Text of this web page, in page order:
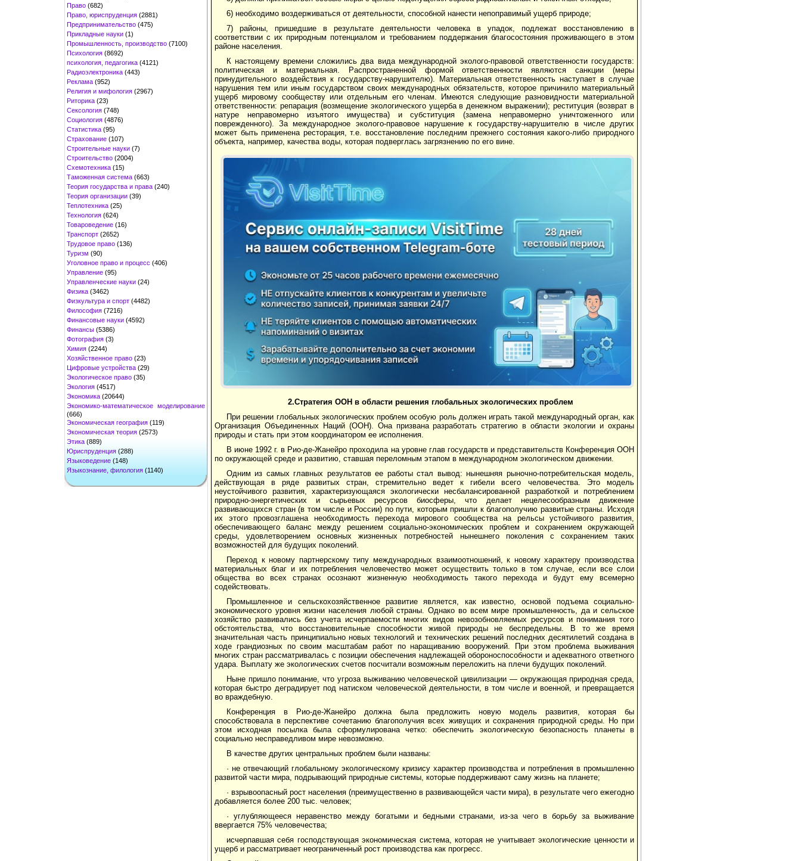
Право (682)
Право, юриспруденция (2881)
Предпринимательство (475)
Прикладные науки (1)
Промышленность, производство (7100)
Психология (8692)
психология, педагогика (4121)
Радиоэлектроника (443)
Реклама (952)
Религия и мифология (2967)
Риторика (23)
Сексология (748)
Социология (4876)
Статистика (95)
Страхование (107)
Строительные науки (7)
Строительство (2004)
Схемотехника (15)
Таможенная система (663)
Теория государства и права (240)
Теория организации (39)
Теплотехника (25)
Технология (624)
Товароведение (16)
Транспорт (2652)
Трудовое право (136)
Туризм (90)
Уголовное право и процесс (406)
Управление (95)
Управленческие науки (24)
Физика (3462)
Физкультура и спорт (4482)
Философия (7216)
Финансовые науки (4592)
Финансы (5386)
Фотография (3)
Химия (2244)
Хозяйственное право (23)
Цифровые устройства (29)
Экологическое право (35)
Экология (4517)
Экономика (20644)
Экономико-математическое моделирование
(666)
Экономическая география (119)
Экономическая теория (2573)
Этика (889)
Юриспруденция (288)
Языковедение (148)
Языкознание, филология (1140)
6) необходимо воздерживаться от деятельности, способной нанести непоправимый ущерб природе;
7) районы, пришедшие в результате деятельности человека в упадок, подлежат восстановлению в
соответствии с их природным потенциалом и требованием поддержания благосостояния проживающего в этом
районе населения.
К настоящему времени сложились два вида международной эколого-правовой ответственности государств:
политическая и материальная. Распространенной формой ответственности являются санкции (меры
принудительного воздействия к государству-нарушителю). Материальная ответственность наступает в случае
нарушения тем или иным государством своих международных обязательств, которое причинило материальный
ущерб мировому сообществу или отдельным его членам. Имеются следующие разновидности материальной
ответственности: репарация (возмещение экологического ущерба в денежном выражении); реституция (возврат в
натуре неправомерно изъятого имущества) и субституция (замена неправомерно уничтоженного или
поврежденного). За международное эколого-правовое нарушение к государству-нарушителю в числе других
может быть применена ресторация, т.е. восстановление последним прежнего состояния какого-либо природного
объекта, например, качества воды, которая подверглась загрязнению по его вине.
Реклама
2.Стратегия ООН в области решения глобальных экологических проблем
При решении глобальных экологических проблем особую роль должен играть такой международный орган, как
Организация Объединенных Наций (ООН). Она призвана разработать стратегию в области экологии и охраны
природы и стать при этом координатором ее исполнения.
В июне 1992 г. в Рио-де-Жанейро проходила на уровне глав государств и представительств Конференция ООН
по окружающей среде и развитию, ставшая переломным этапом в международном экологическом движении.
Одним из самых главных результатов ее работы стал вывод: нынешняя рыночно-потребительская модель,
действующая в ряде развитых стран, стремительно ведет к гибели всего человечества. Это модель
неустойчивого развития, характеризующаяся экологически несбалансированной разработкой и потреблением
природно-энергетических и сырьевых ресурсов биосферы, что делает нецелесообразным движение
развивающихся стран (в том числе и России) по пути, которым пришли к благополучию развитые страны. Исходя
их этого провозглашена необходимость перехода мирового сообщества на рельсы устойчивого развития,
обеспечивающего баланс между решением социально-экономических проблем и сохранением окружающей
среды, удовлетворением основных жизненных потребностей нынешнего поколения с сохранением таких
возможностей для будущих поколений.
Переход к новому партнерскому типу международных взаимоотношений, к новому характеру производства
материальных благ и их потребления человечество может осуществить только в том случае, если все слои
общества во всех странах осознают жизненную необходимость такого перехода и будут ему всемерно
содействовать.
Промышленное и сельскохозяйственное развитие является, как известно, основой подъема социально-
экономического уровня жизни населения любой страны. Однако во всем мире промышленность, да и сельское
хозяйство развивались без учета исчерпаемости многих видов невозобновляемых ресурсов и понимания того
обстоятельства, что восстановительные способности живой природы не беспредельны. В то же время
значительная часть принципиально новых технологий и технических решений последних десятилетий создана в
ходе грандиозных по своим масштабам работ по наращиванию вооружений. При этом проблема выживания
многих стран рассматривалась с позиции обеспечения надлежащей обороноспособности и адекватного ответного
удара. Выплату же экологических счетов посчитали возможным переложить на плечи будущих поколений.
Ныне пришло понимание, что угроза выживанию человеческой цивилизации — окружающая природная среда,
которая быстро деградирует под натиском человеческой деятельности, в том числе и военной, и превращается
во враждебную.
Конференция в Рио-де-Жанейро должна была предложить новую модель развития, которая бы
способствовала в перспективе сочетанию благополучия всех живущих и сохранения природной среды. Но при
этом исходная посылка была сформулирована четко: обеспечить экологическую безопасность планеты в
социально несправедливом мире невозможно.
В качестве других центральных проблем были названы:
· не отвечающий глобальному экологическому кризису характер производства и потребления в промышленно
развитой части мира, подрывающий природные системы, которые поддерживают саму жизнь на планете;
· взрывоопасный рост населения (преимущественно в развивающейся части мира), в результате чего ежегодно
добавляется более 200 тыс. человек;
· углубляющееся неравенство между богатыми и бедными странами, из-за чего в борьбу за выживание
ввергается 75% человечества;
исчерпавшая себя господствующая экономическая система, которая не учитывает экологические ценности и
ущерб и рассматривает неограниченный рост производства как прогресс.